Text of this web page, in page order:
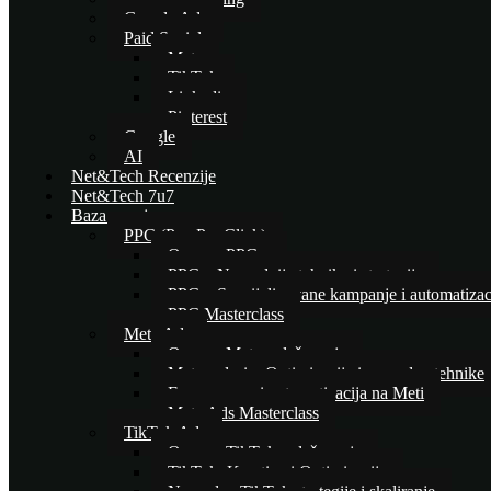
Google Ads
Paid Social
Meta
TikTok
Linkedin
Pinterest
Google
AI
Net&Tech Recenzije
Net&Tech 7u7
Baza znanja
PPC (Pay Per Click)
Osnove PPC-a
PPC – Naprednije tehnike i strategije
PPC – Specijalizovane kampanje i
PPC Masterclass
Meta Ads
Osnove Meta oglašavanja
Meta oglasi – Optimizacija i napredne tehnike
E-commerce i automatizacija na Meti
Meta Ads Masterclass
TikTok Ads
Osnove TikTok oglašavanja
TikTok: Kreativa i Optimizacija